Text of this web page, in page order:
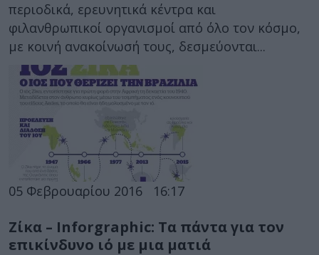
περιοδικά, ερευνητικά κέντρα και
φιλανθρωπικοί οργανισμοί από όλο τον κόσμο,
με κοινή ανακοίνωσή τους, δεσμεύονται...
05 Φεβρουαρίου 2016 16:17
Ζίκα – Inforgraphic: Τα πάντα για τον
επικίνδυνο ιό με μια ματιά